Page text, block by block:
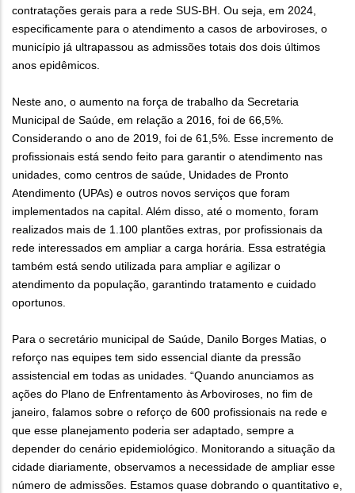
contratações gerais para a rede SUS-BH. Ou seja, em 2024,
especificamente para o atendimento a casos de arboviroses, o
município já ultrapassou as admissões totais dos dois últimos
anos epidêmicos.
Neste ano, o aumento na força de trabalho da Secretaria
Municipal de Saúde, em relação a 2016, foi de 66,5%.
Considerando o ano de 2019, foi de 61,5%. Esse incremento de
profissionais está sendo feito para garantir o atendimento nas
unidades, como centros de saúde, Unidades de Pronto
Atendimento (UPAs) e outros novos serviços que foram
implementados na capital. Além disso, até o momento, foram
realizados mais de 1.100 plantões extras, por profissionais da
rede interessados em ampliar a carga horária. Essa estratégia
também está sendo utilizada para ampliar e agilizar o
atendimento da população, garantindo tratamento e cuidado
oportunos.
Para o secretário municipal de Saúde, Danilo Borges Matias, o
reforço nas equipes tem sido essencial diante da pressão
assistencial em todas as unidades. “Quando anunciamos as
ações do Plano de Enfrentamento às Arboviroses, no fim de
janeiro, falamos sobre o reforço de 600 profissionais na rede e
que esse planejamento poderia ser adaptado, sempre a
depender do cenário epidemiológico. Monitorando a situação da
cidade diariamente, observamos a necessidade de ampliar esse
número de admissões. Estamos quase dobrando o quantitativo e,